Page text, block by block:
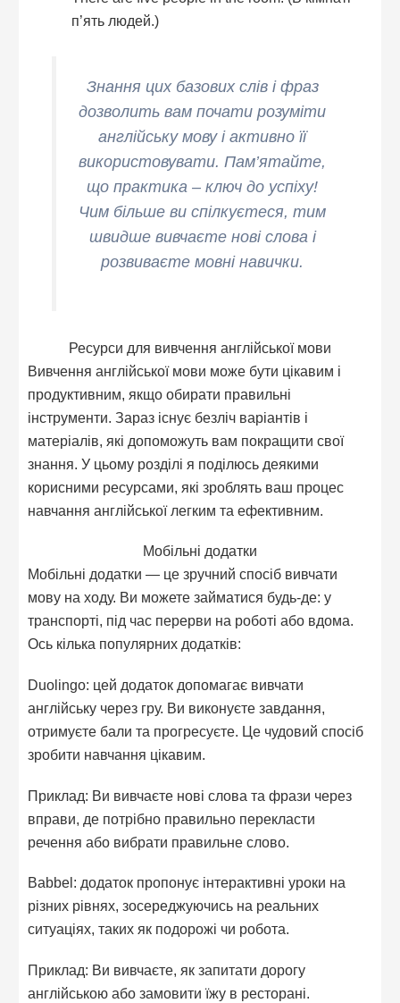
п’ять людей.)
Знання цих базових слів і фраз
дозволить вам почати розуміти
англійську мову і активно її
використовувати. Пам’ятайте,
що практика – ключ до успіху!
Чим більше ви спілкуєтеся, тим
швидше вивчаєте нові слова і
розвиваєте мовні навички.
Ресурси для вивчення англійської мови
Вивчення англійської мови може бути цікавим і
продуктивним, якщо обирати правильні
інструменти. Зараз існує безліч варіантів і
матеріалів, які допоможуть вам покращити свої
знання. У цьому розділі я поділюсь деякими
корисними ресурсами, які зроблять ваш процес
навчання англійської легким та ефективним.
Мобільні додатки
Мобільні додатки — це зручний спосіб вивчати
мову на ходу. Ви можете займатися будь-де: у
транспорті, під час перерви на роботі або вдома.
Ось кілька популярних додатків:
Duolingo: цей додаток допомагає вивчати
англійську через гру. Ви виконуєте завдання,
отримуєте бали та прогресуєте. Це чудовий спосіб
зробити навчання цікавим.
Приклад: Ви вивчаєте нові слова та фрази через
вправи, де потрібно правильно перекласти
речення або вибрати правильне слово.
Babbel: додаток пропонує інтерактивні уроки на
різних рівнях, зосереджуючись на реальних
ситуаціях, таких як подорожі чи робота.
Приклад: Ви вивчаєте, як запитати дорогу
англійською або замовити їжу в ресторані.